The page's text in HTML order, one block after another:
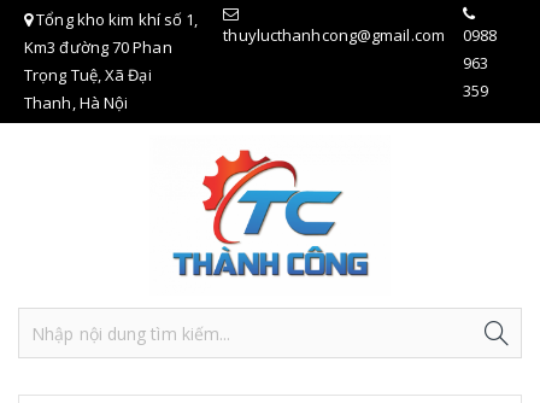
Tổng kho kim khí số 1,
Km3 đường 70 Phan
Trọng Tuệ, Xã Đại
Thanh, Hà Nội
thuylucthanhcong@gmail.com
0988
963
359